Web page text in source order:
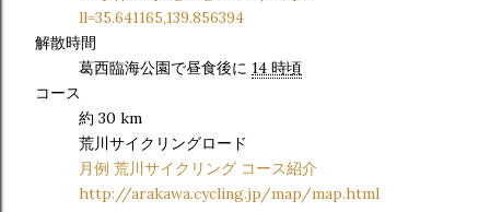
ll=35.641165,139.856394
解散時間
葛西臨海公園で昼食後に 14 時頃
コース
約 30 km
荒川サイクリングロード
月例 荒川サイクリング コース紹介
http://arakawa.cycling.jp/map/map.html